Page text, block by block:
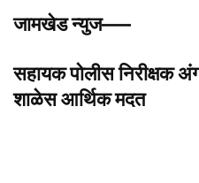
जामखेड न्युज—–
सहायक पोलीस निरीक्षक
शाळेस आर्थिक मदत